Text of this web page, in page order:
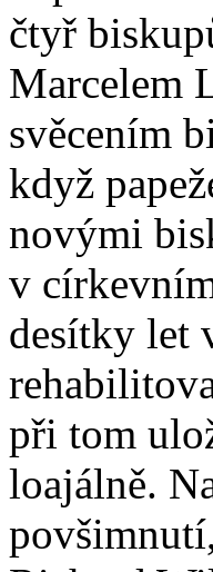
čtyř
Marcelem
svěcením
když
novými
v
desítky let
při tom
loajálně.